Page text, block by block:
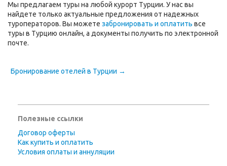
Мы предлагаем туры на любой курорт Турции. У нас вы
найдете только актуальные предложения от надежных
туроператоров. Вы можете забронировать и оплатить все
туры в Турцию онлайн, а документы получить по электронной
почте.
Бронирование отелей в Турции →
Полезные ссылки
Договор оферты
Как купить и оплатить
Условия оплаты и аннуляции